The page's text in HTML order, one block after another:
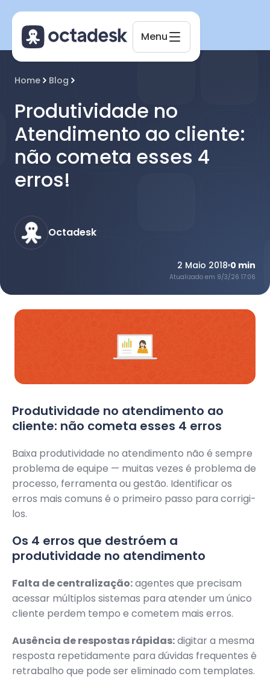
Menu
Home Blog
Produtividade no
Atendimento ao cliente:
não cometa esses 4
erros!
Octadesk
2 Maio 2018 0 min
Atualizado em 9/3/26 17:06
Produtividade no atendimento ao
cliente: não cometa esses 4 erros
Baixa produtividade no atendimento não é sempre
problema de equipe — muitas vezes é problema de
processo, ferramenta ou gestão. Identificar os
erros mais comuns é o primeiro passo para corrigi-
los.
Os 4 erros que destróem a
produtividade no atendimento
Falta de centralização:agentes que precisam
acessar múltiplos sistemas para atender um único
cliente perdem tempo e cometem mais erros.
Ausência de respostas rápidas:digitar a mesma
resposta repetidamente para dúvidas frequentes é
retrabalho que pode ser eliminado com templates.
Online agora